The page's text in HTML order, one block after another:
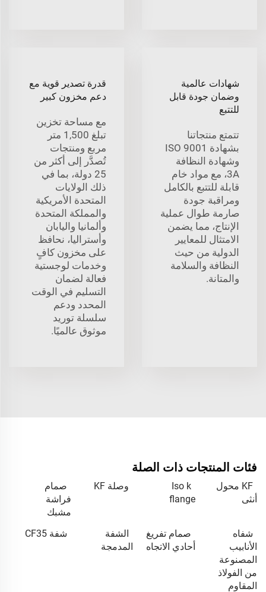
شهادات عالمية
وضمان جودة قابل
للتتبع
تتمتع منتجاتنا
بشهادة ISO 9001
وشهادة النظافة
3A، مع مواد خام
قابلة للتتبع بالكامل
ومراقبة جودة
صارمة طوال عملية
الإنتاج، مما يضمن
الامتثال للمعايير
الدولية من حيث
النظافة والسلامة
والمتانة.
قدرة تصدير قوية مع
دعم مخزون كبير
مع مساحة تخزين
تبلغ 1,500 متر
مربع ومنتجات
تُصدَّر إلى أكثر من
25 دولة، بما في
ذلك الولايات
المتحدة الأمريكية
والمملكة المتحدة
وألمانيا واليابان
وأستراليا، نحافظ
على مخزون كافٍ
وخدمات لوجستية
فعالة لضمان
التسليم في الوقت
المحدد ودعم
سلسلة توريد
موثوق عالميًا.
فئات المنتجات ذات الصلة
KF محول
أنثى
Iso k
flange
وصلة KF
صمام
فراشة
مشبك
شفاه
الأنابيب
المصنوعة
من الفولاذ
المقاوم
صمام تفريغ
أحادي الاتجاه
الشفة
المدمجة
شفة CF35